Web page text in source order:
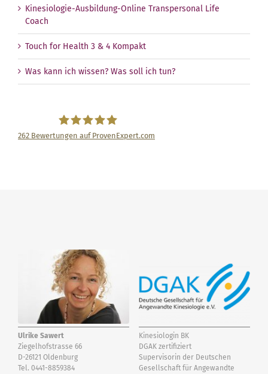
Kinesiologie-Ausbildung-Online Transpersonal Life
Coach
Touch for Health 3 & 4 Kompakt
Was kann ich wissen? Was soll ich tun?
262 Bewertungen auf ProvenExpert.com
Ulrike Sawert
Ziegelhofstrasse 66
D-26121 Oldenburg
Tel. 0441-8859384
Kinesiologin BK
DGAK zertifiziert
Supervisorin der Deutschen
Gesellschaft für Angewandte